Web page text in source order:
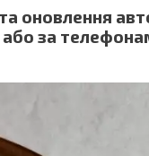
оновлення
або за